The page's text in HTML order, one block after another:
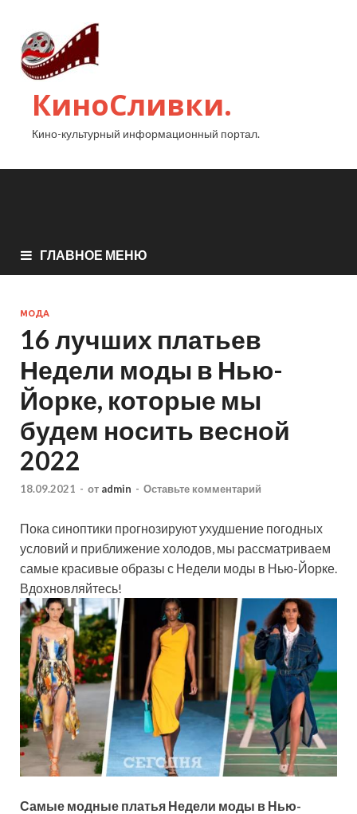
КиноСливки.
Кино-культурный информационный портал.
ГЛАВНОЕ МЕНЮ
МОДА
16 лучших платьев
Недели моды в Нью-
Йорке, которые мы
будем носить весной
2022
18.09.2021 - от admin - Оставьте комментарий
Пока синоптики прогнозируют ухудшение погодных
условий и приближение холодов, мы рассматриваем
самые красивые образы с Недели моды в Нью-Йорке.
Вдохновляйтесь!
Самые модные платья Недели моды в Нью-